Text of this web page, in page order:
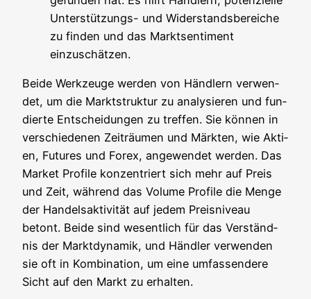
Unter­stüt­zungs- und Wider­stands­be­rei­che
zu fin­den und das Markts­en­ti­ment
einzuschätzen.
Bei­de Werk­zeu­ge wer­den von Händ­lern ver­wen­
det, um die Markt­struk­tur zu ana­ly­sie­ren und fun­
dier­te Ent­schei­dun­gen zu tref­fen. Sie kön­nen in
ver­schie­de­nen Zeit­räu­men und Märk­ten, wie Akti­
en, Futures und Forex, ange­wen­det wer­den. Das
Mar­ket Pro­fi­le kon­zen­triert sich mehr auf Preis
und Zeit, wäh­rend das Volu­me Pro­fi­le die Men­ge
der Han­dels­ak­ti­vi­tät auf jedem Preis­ni­veau
betont. Bei­de sind wesent­lich für das Ver­ständ­
nis der Markt­dy­na­mik, und Händ­ler ver­wen­den
sie oft in Kom­bi­na­ti­on, um eine umfas­sen­de­re
Sicht auf den Markt zu erhalten.